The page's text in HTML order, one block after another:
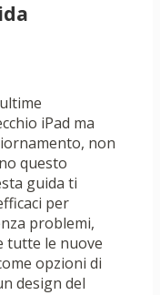
iPad ma
non
questo
guida ti
per
problemi,
tutte le nuove
opzioni di
design del